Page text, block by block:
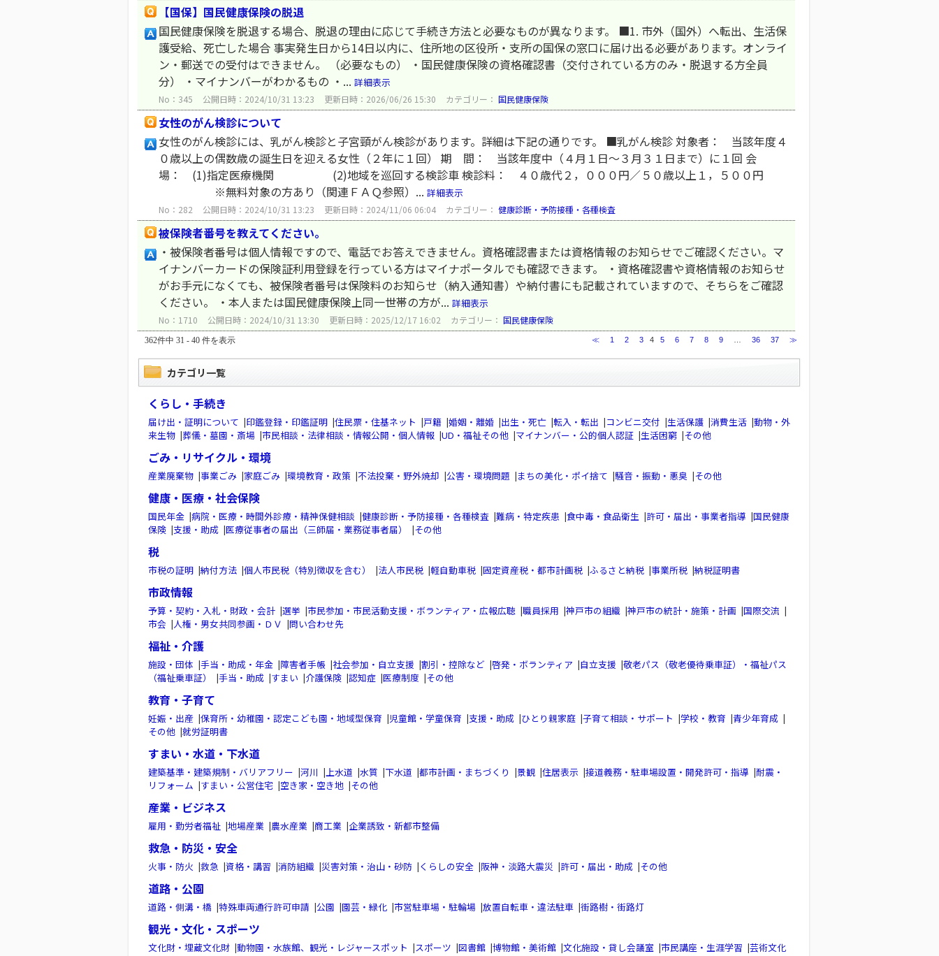
【国保】国民健康保険の脱退
国民健康保険を脱退する場合、脱退の理由に応じて手続き方法と必要なものが異なります。 ■1. 市外（国外）へ転出、生活保
護受給、死亡した場合 事実発生日から14日以内に、住所地の区役所・支所の国保の窓口に届け出る必要があります。オンライ
ン・郵送での受付はできません。 （必要なもの） ・国民健康保険の資格確認書（交付されている方のみ・脱退する方全員
分） ・マイナンバーがわかるもの ・... 詳細表示
No：345 公開日時：2024/10/31 13:23 更新日時：2026/06/26 15:30 カテゴリー： 国民健康保険
女性のがん検診について
女性のがん検診には、乳がん検診と子宮頸がん検診があります。詳細は下記の通りです。 ■乳がん検診 対象者： 当該年度４
０歳以上の偶数歳の誕生日を迎える女性（２年に１回） 期 間： 当該年度中（４月１日～３月３１日まで）に１回 会
場： (1)指定医療機関 (2)地域を巡回する検診車 検診料： ４０歳代２，０００円／５０歳以上１，５００円
※無料対象の方あり（関連ＦＡＱ参照）... 詳細表示
No：282 公開日時：2024/10/31 13:23 更新日時：2024/11/06 06:04 カテゴリー： 健康診断・予防接種・各種検査
被保険者番号を教えてください。
・被保険者番号は個人情報ですので、電話でお答えできません。資格確認書または資格情報のお知らせでご確認ください。マ
イナンバーカードの保険証利用登録を行っている方はマイナポータルでも確認できます。 ・資格確認書や資格情報のお知らせ
がお手元になくても、被保険者番号は保険料のお知らせ（納入通知書）や納付書にも記載されていますので、そちらをご確認
ください。 ・本人または国民健康保険上同一世帯の方が... 詳細表示
No：1710 公開日時：2024/10/31 13:30 更新日時：2025/12/17 16:02 カテゴリー： 国民健康保険
362件中 31 - 40 件を表示 ≪ 1 2 3 4 5 6 7 8 9 36 37 ≫
カテゴリ一覧
くらし・手続き
届け出・証明について |印鑑登録・印鑑証明 |住民票・住基ネット |戸籍 |婚姻・離婚 |出生・死亡 |転入・転出 |コンビニ交付 |生活保護 |消費生活 |動物・外
来生物 |葬儀・墓園・斎場 |市民相談・法律相談・情報公開・個人情報 |UD・福祉その他 |マイナンバー・公的個人認証 |生活困窮 |その他
ごみ・リサイクル・環境
産業廃棄物 |事業ごみ |家庭ごみ |環境教育・政策 |不法投棄・野外焼却 |公害・環境問題 |まちの美化・ポイ捨て |騒音・振動・悪臭 |その他
健康・医療・社会保険
国民年金 |病院・医療・時間外診療・精神保健相談 |健康診断・予防接種・各種検査 |難病・特定疾患 |食中毒・食品衛生 |許可・届出・事業者指導 |国民健康
保険 |支援・助成 |医療従事者の届出（三師届・業務従事者届） |その他
税
市税の証明 |納付方法 |個人市民税（特別徴収を含む） |法人市民税 |軽自動車税 |固定資産税・都市計画税 |ふるさと納税 |事業所税 |納税証明書
市政情報
予算・契約・入札・財政・会計 |選挙 |市民参加・市民活動支援・ボランティア・広報広聴 |職員採用 |神戸市の組織 |神戸市の統計・施策・計画 |国際交流 |
市会 |人権・男女共同参画・ＤＶ |問い合わせ先
福祉・介護
施設・団体 |手当・助成・年金 |障害者手帳 |社会参加・自立支援 |割引・控除など |啓発・ボランティア |自立支援 |敬老パス（敬老優待乗車証）・福祉パス
（福祉乗車証）
|手当・助成 |すまい |介護保険 |認知症 |医療制度 |その他
教育・子育て
妊娠・出産 |保育所・幼稚園・認定こども園・地域型保育 |児童館・学童保育 |支援・助成 |ひとり親家庭 |子育て相談・サポート |学校・教育 |青少年育成 |
その他 |就労証明書
すまい・水道・下水道
建築基準・建築規制・バリアフリー |河川 |上水道 |水質 |下水道 |都市計画・まちづくり |景観 |住居表示 |接道義務・駐車場設置・開発許可・指導 |耐震・
リフォーム |すまい・公営住宅 |空き家・空き地 |その他
産業・ビジネス
雇用・勤労者福祉 |地場産業 |農水産業 |商工業 |企業誘致・新都市整備
救急・防災・安全
火事・防火 |救急 |資格・講習 |消防組織 |災害対策・治山・砂防 |くらしの安全 |阪神・淡路大震災 |許可・届出・助成 |その他
道路・公園
道路・側溝・橋 |特殊車両通行許可申請 |公園 |園芸・緑化 |市営駐車場・駐輪場 |放置自転車・違法駐車 |街路樹・街路灯
観光・文化・スポーツ
文化財・埋蔵文化財 |動物園・水族館、観光・レジャースポット |スポーツ |図書館 |博物館・美術館 |文化施設・貸し会議室 |市民講座・生涯学習 |芸術文化